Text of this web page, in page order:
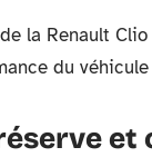
la Renault
du